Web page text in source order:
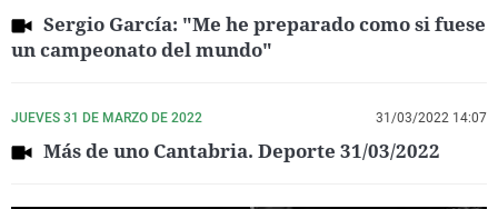
Sergio García: "Me he preparado como si fuese
un campeonato del mundo"
JUEVES 31 DE MARZO DE 2022 31/03/2022 14:07
Más de uno Cantabria. Deporte 31/03/2022